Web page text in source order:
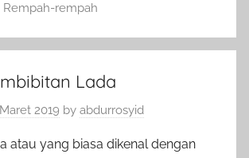
Rempah-rempah
Lada
2019 by abdurrosyid
atau yang biasa dikenal dengan